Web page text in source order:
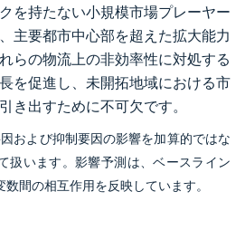
を持たない小規模市場プレーヤー
主要都市中心部を超えた拡大能力
らの物流上の非効率性に対処する
を促進し、未開拓地域における市
き出すために不可欠です。
および抑制要因の影響を加算的ではな
扱います。影響予測は、ベースライン
間の相互作用を反映しています。